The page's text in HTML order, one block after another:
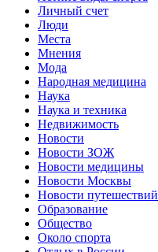
Личный счет
Люди
Места
Мнения
Мода
Народная медицина
Наука
Наука и техника
Недвижимость
Новости
Новости ЗОЖ
Новости медицины
Новости Москвы
Новости путешествий
Образование
Общество
Около спорта